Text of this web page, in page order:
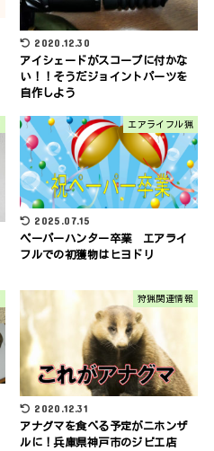
2020.12.30
アイシェードがスコープに付かな
い！！そうだジョイントパーツを
自作しよう
エアライフル猟
2025.07.15
ペーパーハンター卒業 エアライ
フルでの初獲物はヒヨドリ
狩猟関連情報
2020.12.31
アナグマを食べる予定がニホンザ
ルに！兵庫県神戸市のジビエ店